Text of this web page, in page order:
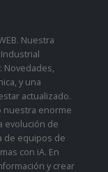
Nuestra
Novedades,
y una
actualizado.
nuestra enorme
evolución de
de equipos de
con iA. En
y crear